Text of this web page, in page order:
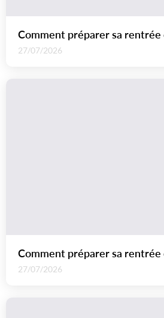
Comment préparer sa rentrée
27/07/2026
Comment préparer sa rentrée
27/07/2026